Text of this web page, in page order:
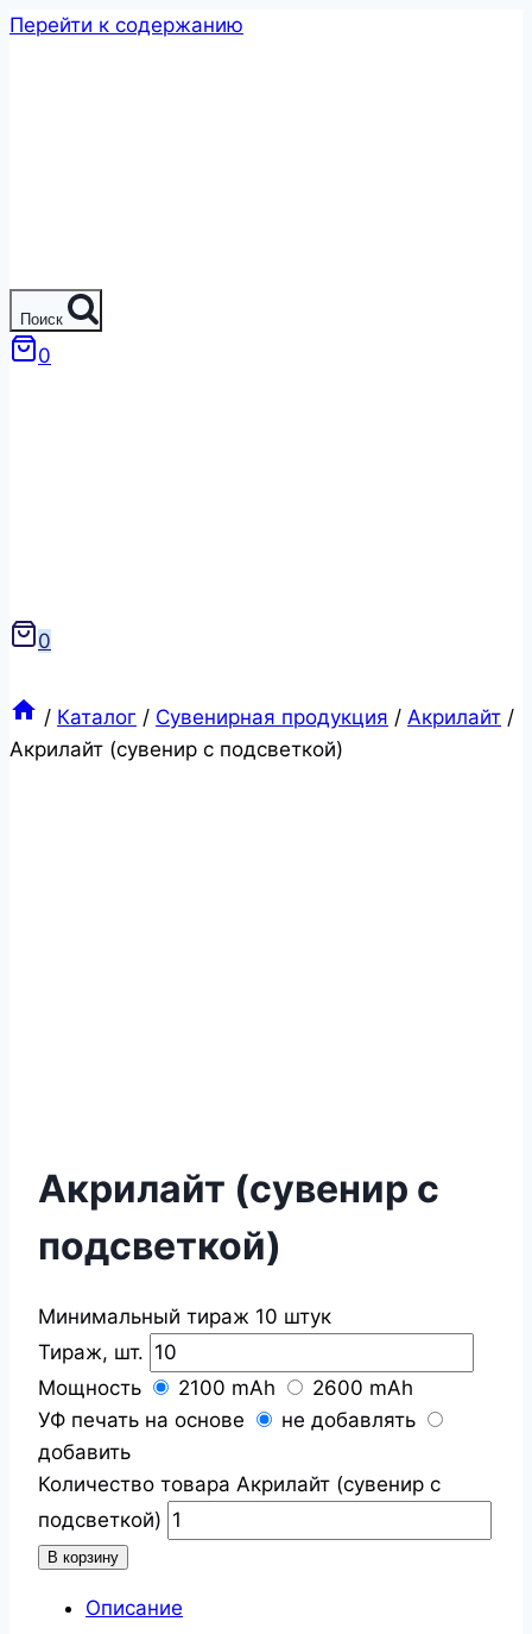
Перейти к содержанию
Поиск
0
0
/ Каталог / Сувенирная продукция / Акрилайт /
Акрилайт (сувенир с подсветкой)
Акрилайт (сувенир с
подсветкой)
Минимальный тираж 10 штук
Тираж, шт.
Мощность
2100 mAh
2600 mAh
УФ печать на основе
не добавлять
добавить
Количество товара Акрилайт (сувенир с
подсветкой)
В корзину
Описание